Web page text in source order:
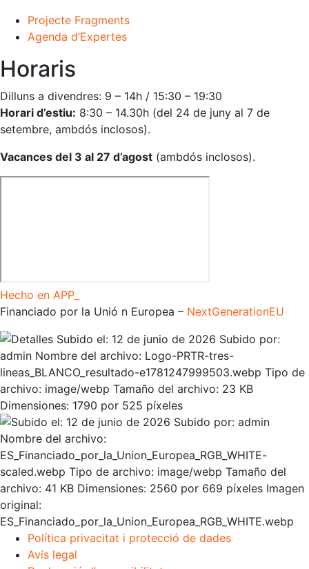
Projecte Fragments
Agenda d’Expertes
Horaris
Dilluns a divendres: 9 – 14h / 15:30 – 19:30
Horari d’estiu: 8:30 – 14.30h (del 24 de juny al 7 de
setembre, ambdós inclosos).
Vacances del 3 al 27 d’agost (ambdós inclosos).
Hecho en APP_
Financiado por la Unió n Europea – NextGenerationEU
Política privacitat i protecció de dades
Avís legal